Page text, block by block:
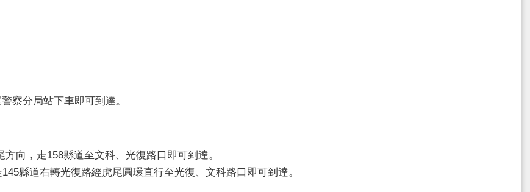
察分局站下車即可到達。
向，走158縣道至文科、光復路口即可到達。
縣道右轉光復路經虎尾圓環直行至光復、文科路口即可到達。